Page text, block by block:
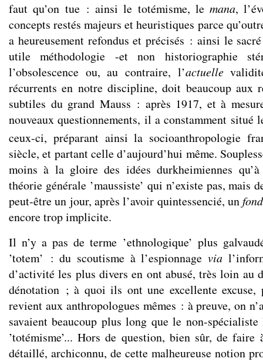
faut qu’on tue : ainsi le totémisme, le mana,
concepts restés majeurs et heuristiques parce
a heureusement refondus et précisés : ainsi le
utile méthodologie -et non historiographie
l’obsolescence ou, au contraire, l’actuelle
récurrents en notre discipline, doit beaucoup aux
subtiles du grand Mauss : après 1917, et à
nouveaux questionnements, il a constamment situé
ceux-ci, préparant ainsi la socioanthropologie
siècle, et partant celle d’aujourd’hui même.
moins à la gloire des idées durkheimiennes
théorie générale ’maussiste’ qui n’existe pas, mais
peut-être un jour, après l’avoir quintessencié, un
encore trop implicite.
Il n’y a pas de terme ’ethnologique’ plus
’totem’ : du scoutisme à l’espionnage via
d’activité les plus divers en ont abusé, très loin au
dénotation ; à quoi ils ont une excellente excuse,
revient aux anthropologues mêmes : à preuve, on
savaient beaucoup plus long que le non-
’totémisme’... Hors de question, bien sûr, de faire
détaillé, archiconnu, de cette malheureuse notion